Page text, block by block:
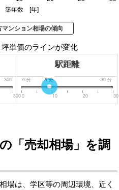
築年数 [年]
ンション相場の傾向
単価のラインが変化
駅距離
300
300
0 分 30 分
9分
0 10 20 30
「売却相場」を調
場は、学区等の周辺環境、近く